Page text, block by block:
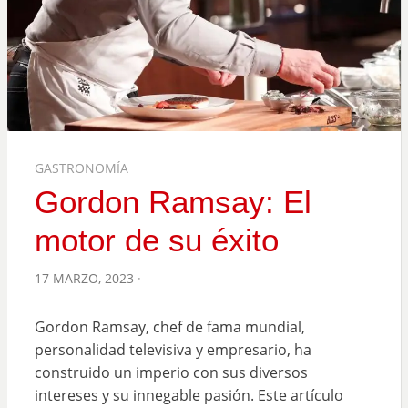
GASTRONOMÍA
Gordon Ramsay: El
motor de su éxito
POSTED
17 MARZO, 2023
Gordon Ramsay, chef de fama mundial,
personalidad televisiva y empresario, ha
construido un imperio con sus diversos
intereses y su innegable pasión. Este artículo